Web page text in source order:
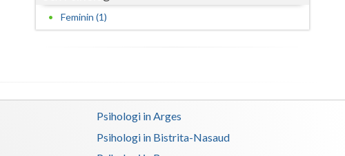
Olt
Prahova
Salaj
Feminin (1)
Psihologi in Arges
Psihologi in Bistrita-Nasaud